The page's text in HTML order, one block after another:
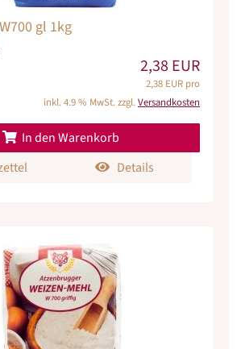
gl 1kg
2,38 EUR
2,38 EUR pro
inkl. 4.9 % MwSt. zzgl.Versandkosten
In den Warenkorb
Details